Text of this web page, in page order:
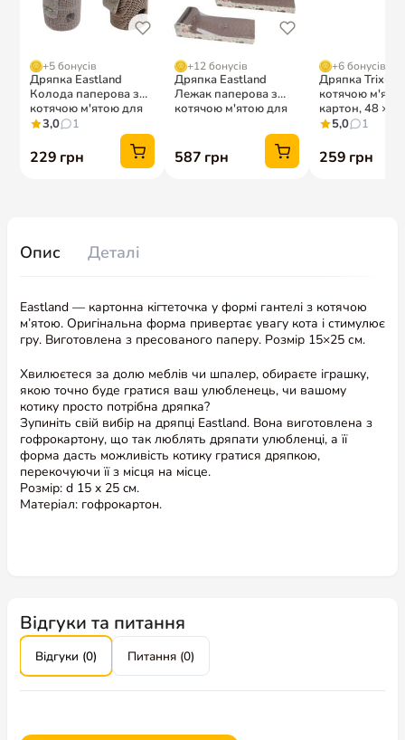
Опис Деталі
Eastland — картонна кігтеточка у формі гантелі з котячою
м’ятою. Оригінальна форма привертає увагу кота і стимулює
гру. Виготовлена з пресованого паперу. Розмір 15×25 см.
Хвилюєтеся за долю меблів чи шпалер, обираєте іграшку,
якою точно буде гратися ваш улюбленець, чи вашому
котику просто потрібна дряпка?
Зупиніть свій вибір на дряпці Eastland. Вона виготовлена з
гофрокартону, що так люблять дряпати улюбленці, а її
форма дасть можливість котику гратися дряпкою,
перекочуючи її з місця на місце.
Розмір: d 15 x 25 cм.
Матеріал: гофрокартон.
Відгуки та питання
Відгуки (0) Питання (0)